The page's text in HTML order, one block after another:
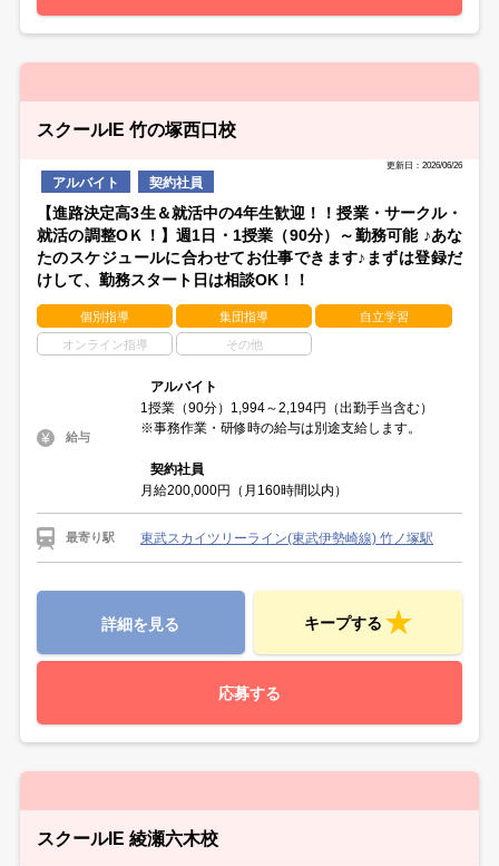
スクールIE 竹の塚西口校
更新日：2026/06/26
アルバイト 契約社員
【進路決定高3生＆就活中の4年生歓迎！！授業・サークル・
就活の調整OＫ！】週1日・1授業（90分）～勤務可能 ♪あな
たのスケジュールに合わせてお仕事できます♪まずは登録だ
けして、勤務スタート日は相談OK！！
個別指導 集団指導 自立学習
オンライン指導 その他
給与
アルバイト
1授業（90分）1,994～2,194円（出勤手当含む）
※事務作業・研修時の給与は別途支給します。
契約社員
月給200,000円（月160時間以内）
最寄り駅 東武スカイツリーライン(東武伊勢崎線) 竹ノ塚駅
詳細を見る キープする
応募する
スクールIE 綾瀬六木校